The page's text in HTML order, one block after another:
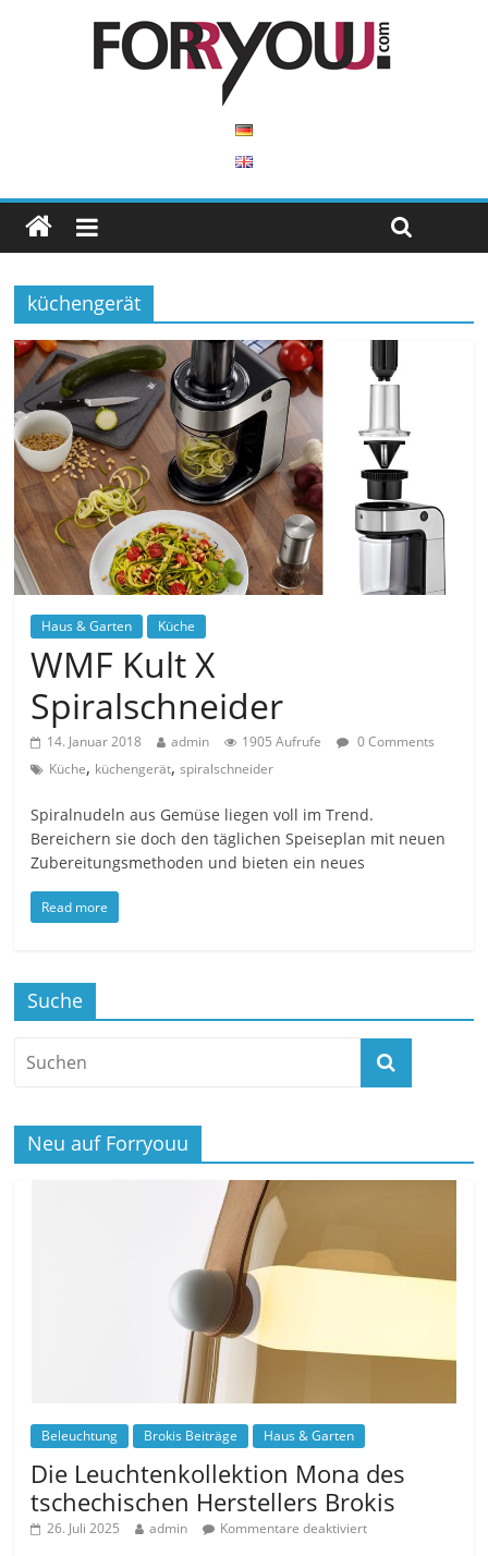
küchengerät
Haus & Garten Küche
WMF Kult X
Spiralschneider
14. Januar 2018 admin 1905 Aufrufe
0 Comments
Küche, küchengerät,spiralschneider
Spiralnudeln aus Gemüse liegen voll im Trend.
Bereichern­ sie doch den täglichen Speiseplan mit neuen
Zubereitungs­methoden und bieten ein neues
Read more
Suche
Neu auf Forryouu
Beleuchtung Brokis Beiträge Haus & Garten
Die Leuchtenkollektion Mona des
tschechischen Herstellers Brokis
26. Juli 2025 admin Kommentare deaktiviert